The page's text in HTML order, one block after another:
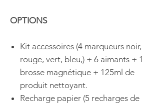
OPTIONS
Kit accessoires (4 marqueurs noir,
rouge, vert, bleu,) + 6 aimants + 1
brosse magnétique + 125ml de
produit nettoyant.
Recharge papier (5 recharges de